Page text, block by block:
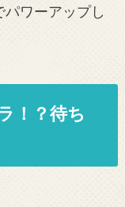
ワーアップし
！？待ち